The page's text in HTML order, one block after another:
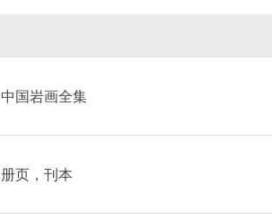
中国岩画全集
册页，刊本